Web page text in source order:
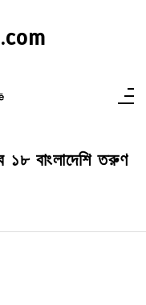
১৮ বাংলাদেশি তরুণ